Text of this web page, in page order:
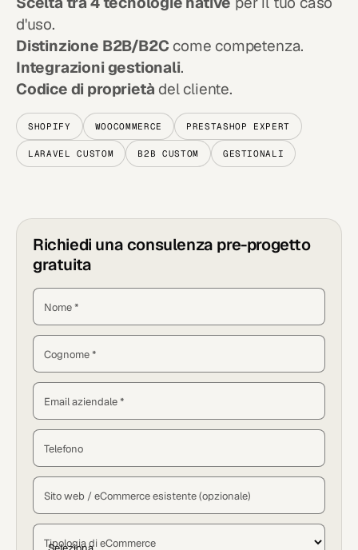
d'uso.
Distinzione B2B/B2C come competenza.
Integrazioni gestionali.
Codice di proprietà del cliente.
SHOPIFY WOOCOMMERCE PRESTASHOP EXPERT
LARAVEL CUSTOM B2B CUSTOM GESTIONALI
Richiedi una consulenza pre-progetto
gratuita
Nome *
Cognome *
Email aziendale *
Telefono
Sito web / eCommerce esistente (opzionale)
Tipologia di eCommerce